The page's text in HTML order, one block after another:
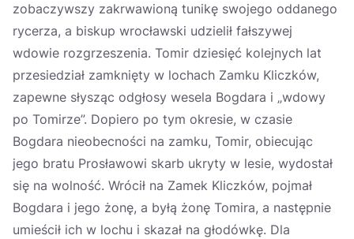
zobaczywszy zakrwawioną tunikę swojego oddanego
rycerza, a biskup wrocławski udzielił fałszywej
wdowie rozgrzeszenia. Tomir dziesięć kolejnych lat
przesiedział zamknięty w lochach Zamku Kliczków,
zapewne słysząc odgłosy wesela Bogdara i „wdowy
po Tomirze”. Dopiero po tym okresie, w czasie
Bogdara nieobecności na zamku, Tomir, obiecując
jego bratu Prosławowi skarb ukryty w lesie, wydostał
się na wolność. Wrócił na Zamek Kliczków, pojmał
Bogdara i jego żonę, a byłą żonę Tomira, a następnie
umieścił ich w lochu i skazał na głodówkę. Dla